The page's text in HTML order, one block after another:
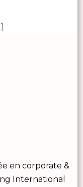
en corporate &
International